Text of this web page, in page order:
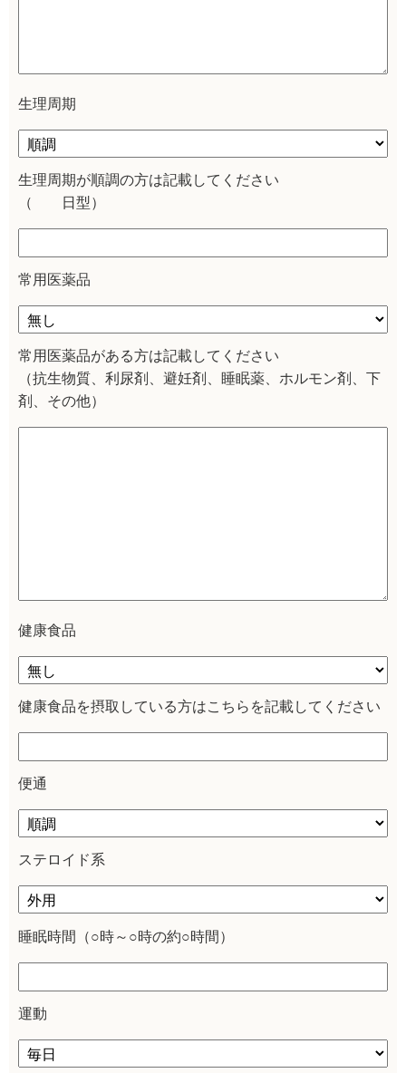
生理周期
生理周期が順調の方は記載してください
（ 日型）
常用医薬品
常用医薬品がある方は記載してください
（抗生物質、利尿剤、避妊剤、睡眠薬、ホルモン剤、下
剤、その他）
健康食品
健康食品を摂取している方はこちらを記載してください
便通
ステロイド系
睡眠時間（○時～○時の約○時間）
運動